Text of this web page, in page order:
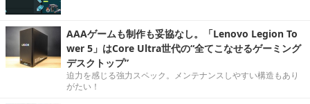
AAAゲームも制作も妥協なし。「Lenovo Legion To
wer 5」はCore Ultra世代の“全てこなせるゲーミング
デスクトップ”
迫力を感じる強力スペック。メンテナンスしやすい構造もあり
がたい！